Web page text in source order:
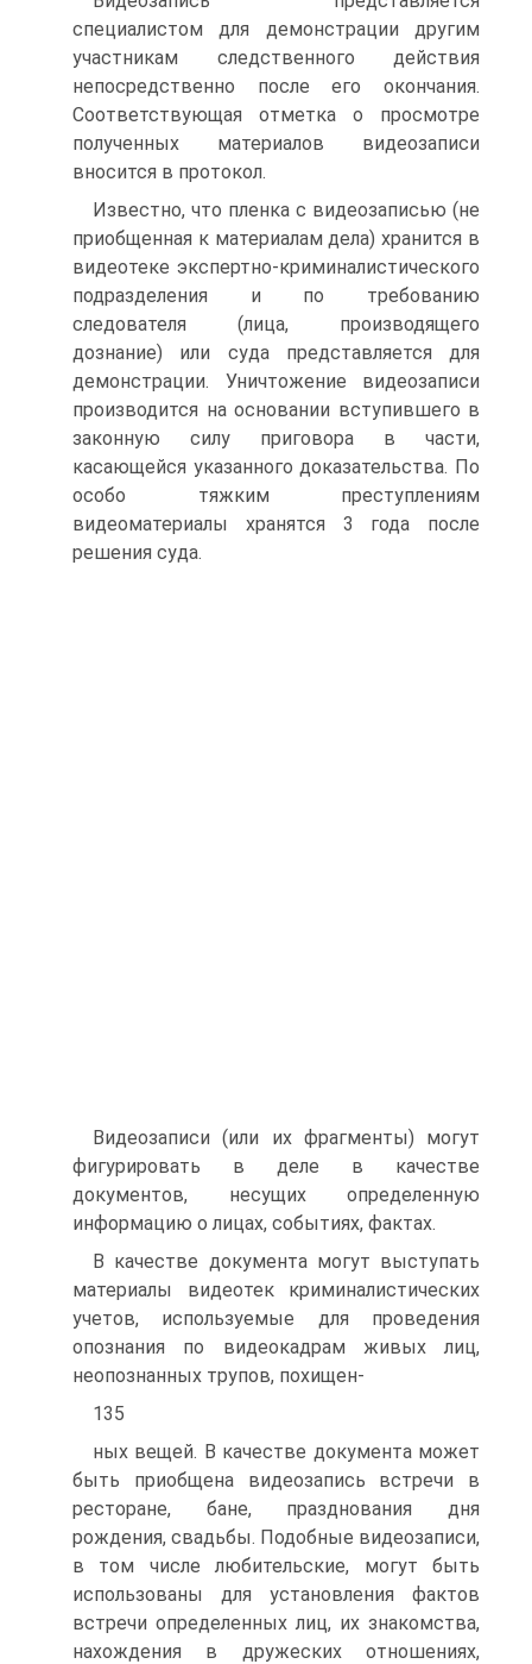
специалистом для демонстрации другим
участникам следственного действия
непосредственно после его окончания.
Соответствующая отметка о просмотре
полученных материалов видеозаписи
вносится в протокол.
Известно, что пленка с видеозаписью (не
приобщенная к материалам дела) хранится в
видеотеке экспертно-криминалистического
подразделения и по требованию
следователя (лица, производящего
дознание) или суда представляется для
демонстрации. Уничтожение видеозаписи
производится на основании вступившего в
законную силу приговора в части,
касающейся указанного доказательства. По
особо тяжким преступлениям
видеоматериалы хранятся 3 года после
решения суда.
Видеозаписи (или их фрагменты) могут
фигурировать в деле в качестве
документов, несущих определенную
информацию о лицах, событиях, фактах.
В качестве документа могут выступать
материалы видеотек криминалистических
учетов, используемые для проведения
опознания по видеокадрам живых лиц,
неопознанных трупов, похищен-
135
ных вещей. В качестве документа может
быть приобщена видеозапись встречи в
ресторане, бане, празднования дня
рождения, свадьбы. Подобные видеозаписи,
в том числе любительские, могут быть
использованы для установления фактов
встречи определенных лиц, их знакомства,
нахождения в дружеских отношениях,